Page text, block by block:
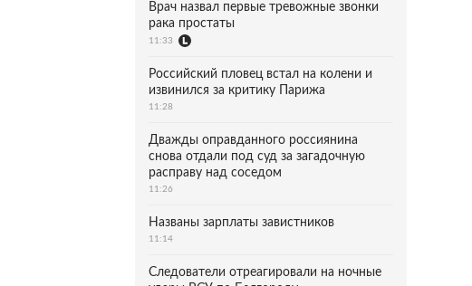
Врач назвал первые тревожные звонки
рака простаты
11:33
Российский пловец встал на колени и
извинился за критику Парижа
11:28
Дважды оправданного россиянина
снова отдали под суд за загадочную
расправу над соседом
11:26
Названы зарплаты завистников
11:14
Следователи отреагировали на ночные